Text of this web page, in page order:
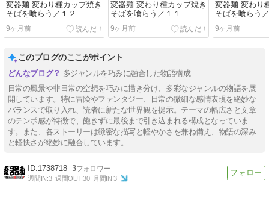
変器麺 変わり種カップ焼き
そばを喰らう／１２
9ヶ月前
変器麺 変わり種カップ焼き
そばを喰らう／１１
9ヶ月前
変器麺 変わり
そばを喰らう
9ヶ月前
このブログのここがポイント
多ジャンルを巧みに融合した物語構成
日常の風景や非日常の空想を巧みに描き分け、多彩なジャンルの物語を展
開しています。特に冒険やファンタジー、日常の微細な感情表現を絶妙な
バランスで取り入れ、読者に新たな世界観を提示。テーマの幅広さと文章
のテンポ感が特徴で、飽きずに最後まで引き込まれる構成となっていま
す。また、各ストーリーは緻密な描写と軽やかさを兼ね備え、物語の深み
と軽快さが絶妙に融合しています。
1738718 3
週間IN:3 週間OUT:30 月間IN:3